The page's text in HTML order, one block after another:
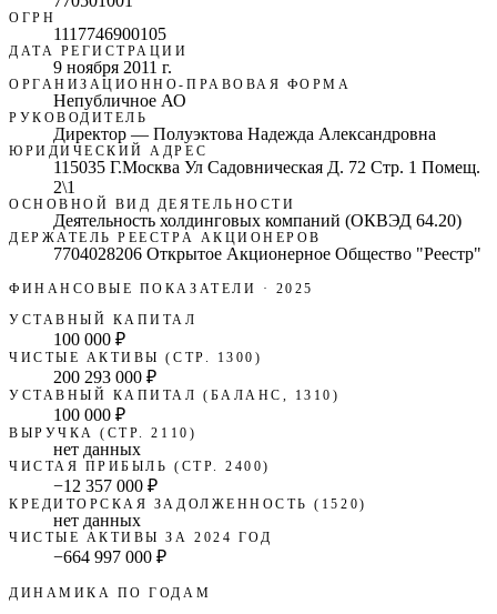
ОГРН
1117746900105
ДАТА РЕГИСТРАЦИИ
9 ноября 2011 г.
ОРГАНИЗАЦИОННО-ПРАВОВАЯ ФОРМА
Непубличное АО
РУКОВОДИТЕЛЬ
Директор — Полуэктова Надежда Александровна
ЮРИДИЧЕСКИЙ АДРЕС
115035 Г.Москва Ул Садовническая Д. 72 Стр. 1 Помещ.
2\1
ОСНОВНОЙ ВИД ДЕЯТЕЛЬНОСТИ
Деятельность холдинговых компаний (ОКВЭД 64.20)
ДЕРЖАТЕЛЬ РЕЕСТРА АКЦИОНЕРОВ
7704028206 Открытое Акционерное Общество "Реестр"
ФИНАНСОВЫЕ ПОКАЗАТЕЛИ · 2025
УСТАВНЫЙ КАПИТАЛ
100 000 ₽
ЧИСТЫЕ АКТИВЫ (СТР. 1300)
200 293 000 ₽
УСТАВНЫЙ КАПИТАЛ (БАЛАНС, 1310)
100 000 ₽
ВЫРУЧКА (СТР. 2110)
нет данных
ЧИСТАЯ ПРИБЫЛЬ (СТР. 2400)
−12 357 000 ₽
КРЕДИТОРСКАЯ ЗАДОЛЖЕННОСТЬ (1520)
нет данных
ЧИСТЫЕ АКТИВЫ ЗА 2024 ГОД
−664 997 000 ₽
ДИНАМИКА ПО ГОДАМ